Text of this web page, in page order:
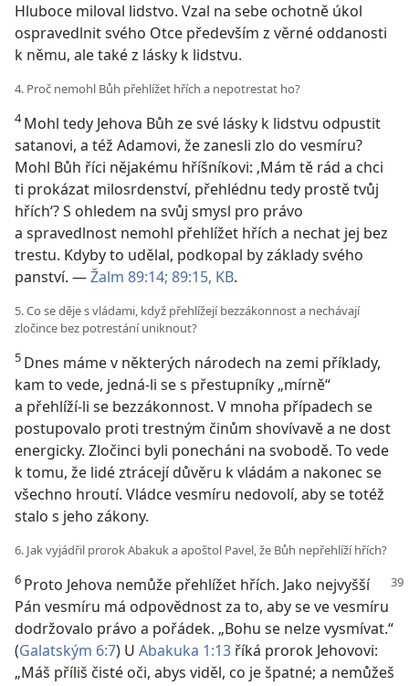
Hluboce miloval lidstvo. Vzal na sebe ochotně úkol
ospravedlnit svého Otce především z věrné oddanosti
k němu, ale také z lásky k lidstvu.
4. Proč nemohl Bůh přehlížet hřích a nepotrestat ho?
4Mohl tedy Jehova Bůh ze své lásky k lidstvu odpustit
satanovi, a též Adamovi, že zanesli zlo do vesmíru?
Mohl Bůh říci nějakému hříšníkovi: ‚Mám tě rád a chci
ti prokázat milosrdenství, přehlédnu tedy prostě tvůj
hřích‘? S ohledem na svůj smysl pro právo
a spravedlnost nemohl přehlížet hřích a nechat jej bez
trestu. Kdyby to udělal, podkopal by základy svého
panství. —Žalm 89:14; 89:15, KB.
5. Co se děje s vládami, když přehlížejí bezzákonnost a nechávají
zločince bez potrestání uniknout?
5 Dnes máme v některých národech na zemi příklady,
kam to vede, jedná-li se s přestupníky „mírně“
a přehlíží-li se bezzákonnost. V mnoha případech se
postupovalo proti trestným činům shovívavě a ne dost
energicky. Zločinci byli ponecháni na svobodě. To vede
k tomu, že lidé ztrácejí důvěru k vládám a nakonec se
všechno hroutí. Vládce vesmíru nedovolí, aby se totéž
stalo s jeho zákony.
6. Jak vyjádřil prorok Abakuk a apoštol Pavel, že Bůh nepřehlíží hřích?
6 Proto Jehova nemůže přehlížet hřích. Jako nejvyšší
Pán vesmíru má odpovědnost za to, aby se ve vesmíru
dodržovalo právo a pořádek. „Bohu se nelze vysmívat.“
(Galatským 6:7) U Abakuka 1:13 říká prorok Jehovovi:
„Máš příliš čisté oči, abys viděl, co je špatné; a nemůžeš